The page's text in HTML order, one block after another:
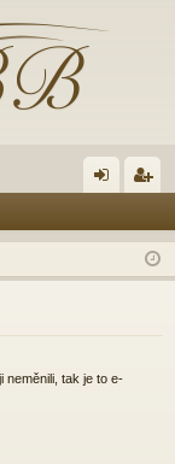
lá
sit
ist
ro
neměnili, tak je to e-